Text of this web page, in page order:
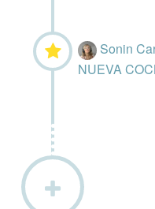
Sonin
NUEVA